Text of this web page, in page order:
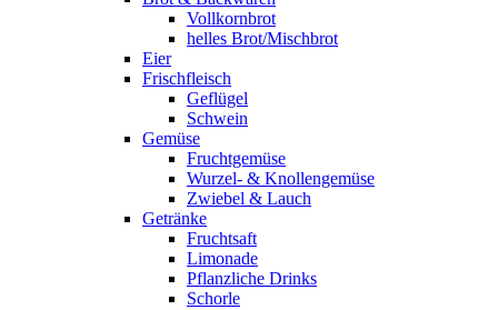
Vollkornbrot
helles Brot/Mischbrot
Eier
Frischfleisch
Geflügel
Schwein
Gemüse
Fruchtgemüse
Wurzel- & Knollengemüse
Zwiebel & Lauch
Getränke
Fruchtsaft
Limonade
Pflanzliche Drinks
Schorle